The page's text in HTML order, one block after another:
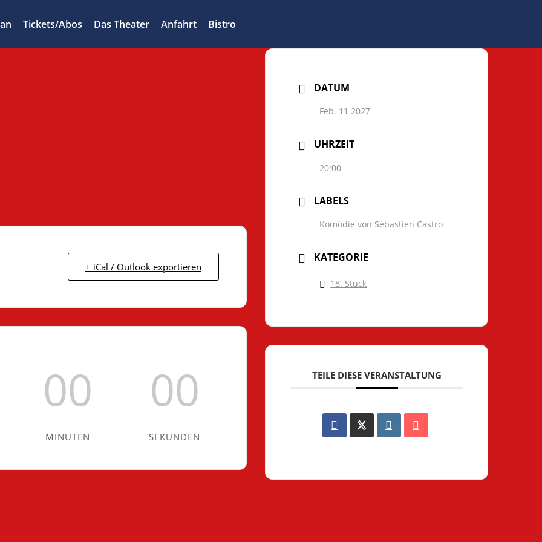
Tickets/Abos Das Theater Anfahrt Bistro
+ iCal / Outlook exportieren
00
MINUTEN
00
SEKUNDEN
DATUM
Feb. 11 2027
UHRZEIT
20:00
LABELS
Komödie von Sébastien Castro
KATEGORIE
18. Stück
TEILE DIESE VERANSTALTUNG